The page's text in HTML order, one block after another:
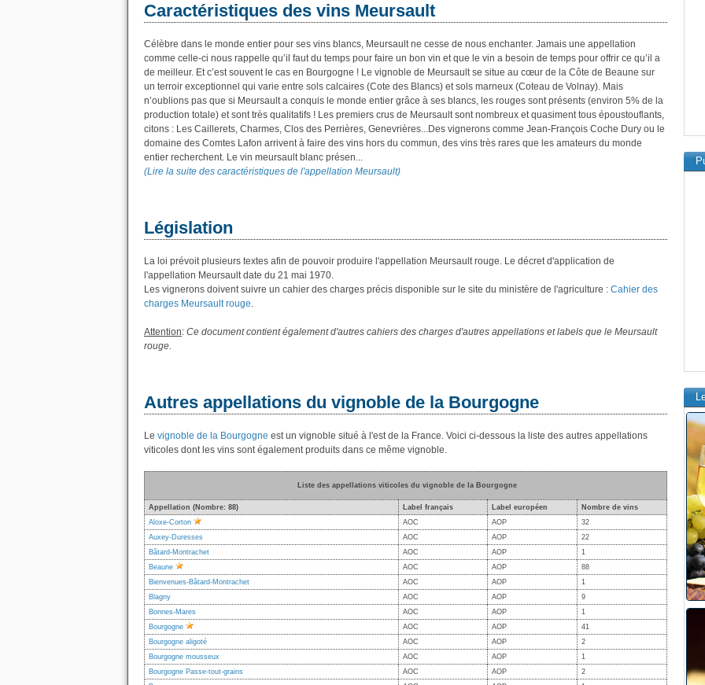
Caractéristiques des vins Meursault
Célèbre dans le monde entier pour ses vins blancs, Meursault ne cesse de nous enchanter. Jamais une appellation
comme celle-ci nous rappelle qu’il faut du temps pour faire un bon vin et que le vin a besoin de temps pour offrir ce qu’il a
de meilleur. Et c’est souvent le cas en Bourgogne ! Le vignoble de Meursault se situe au cœur de la Côte de Beaune sur
un terroir exceptionnel qui varie entre sols calcaires (Cote des Blancs) et sols marneux (Coteau de Volnay). Mais
n’oublions pas que si Meursault a conquis le monde entier grâce à ses blancs, les rouges sont présents (environ 5% de la
production totale) et sont très qualitatifs ! Les premiers crus de Meursault sont nombreux et quasiment tous époustouflants,
citons : Les Caillerets, Charmes, Clos des Perrières, Genevrières...Des vignerons comme Jean-François Coche Dury ou le
domaine des Comtes Lafon arrivent à faire des vins hors du commun, des vins très rares que les amateurs du monde
entier recherchent. Le vin meursault blanc présen...
(Lire la suite des caractéristiques de l'appellation Meursault)
Législation
La loi prévoit plusieurs textes afin de pouvoir produire l'appellation Meursault rouge. Le décret d'application de
l'appellation Meursault date du 21 mai 1970.
Les vignerons doivent suivre un cahier des charges précis disponible sur le site du ministère de l'agriculture : Cahier des
charges Meursault rouge.
Attention: Ce document contient également d'autres cahiers des charges d'autres appellations et labels que le Meursault
rouge.
Autres appellations du vignoble de la Bourgogne
Le vignoble de la Bourgogne est un vignoble situé à l'est de la France. Voici ci-dessous la liste des autres appellations
viticoles dont les vins sont également produits dans ce même vignoble.
Liste des appellations viticoles du vignoble de la Bourgogne
Appellation (Nombre: 88) Label français Label européen
Nombre de vins
Aloxe-Corton
AOC AOP
32
Auxey-Duresses
AOC AOP
22
Bâtard-Montrachet
AOC AOP
1
Beaune
AOC AOP
88
Bienvenues-Bâtard-Montrachet
AOC AOP
1
Blagny
AOC AOP
9
Bonnes-Mares
AOC AOP
1
Bourgogne
AOC AOP
41
Bourgogne aligoté
AOC AOP
2
Bourgogne mousseux
AOC AOP
1
Bourgogne Passe-tout-grains
AOC AOP
2